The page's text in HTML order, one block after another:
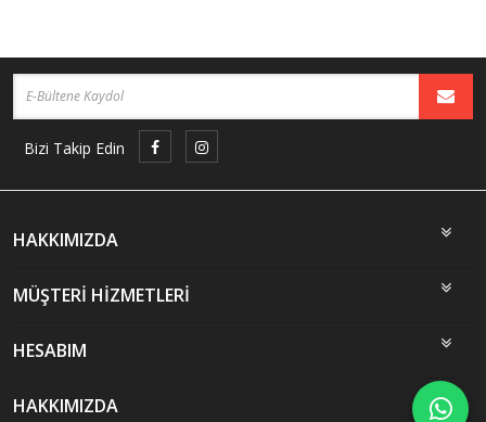
Bizi Takip Edin
HAKKIMIZDA
MÜŞTERİ HİZMETLERİ
HESABIM
HAKKIMIZDA